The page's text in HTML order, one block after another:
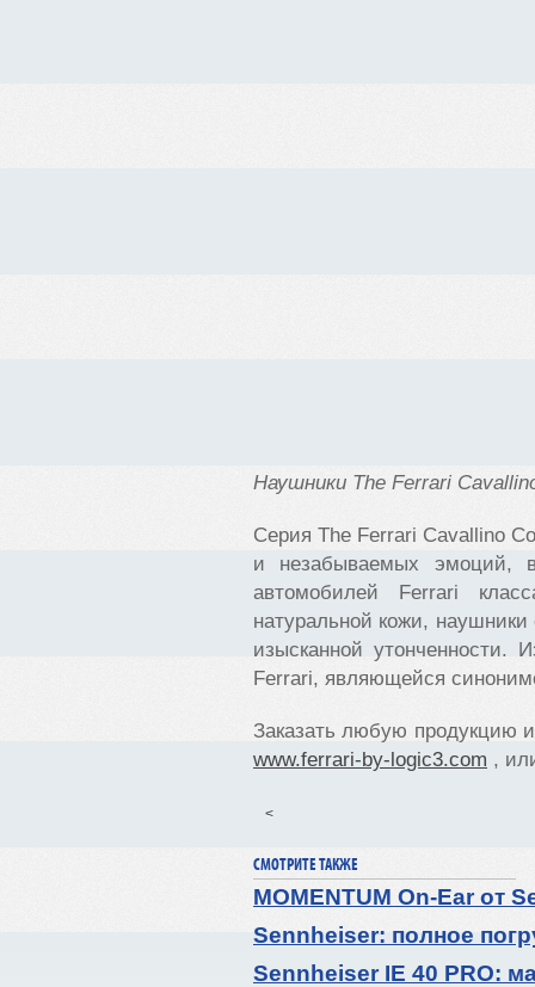
Наушники The Ferrari
Серия The Ferrari Cavallino
и незабываемых эмоций,
автомобилей Ferrari
натуральной кожи,
изысканной утонченности.
Ferrari, являющейся
Заказать любую продукцию
www.ferrari-by-logic3.com ,
<
СМОТРИТЕ ТАКЖЕ
MOMENTUM On-Ear от
Sennheiser: полное
Sennheiser IE 40 PRO: